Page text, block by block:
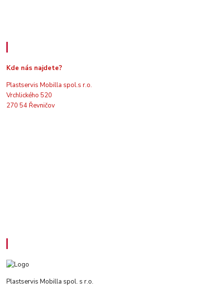
Kde nás najdete?
Plastservis Mobilla spol.s r.o.
Vrchlického 520
270 54 Řevničov
Plastservis Mobilla spol. s r.o.